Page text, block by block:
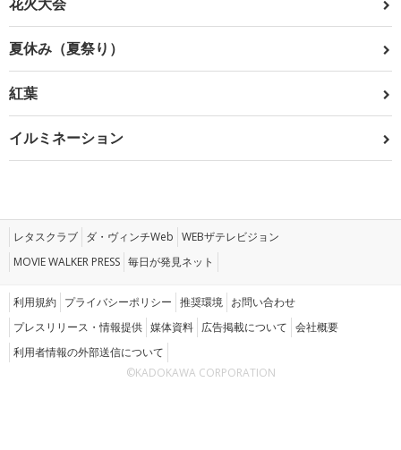
夏休み（夏祭り）
紅葉
イルミネーション
レタスクラブ ダ・ヴィンチWeb WEBザテレビジョン
MOVIE WALKER PRESS 毎日が発見ネット
利用規約 プライバシーポリシー 推奨環境 お問い合わせ
プレスリリース・情報提供 媒体資料 広告掲載について 会社概要
利用者情報の外部送信について
©KADOKAWA CORPORATION